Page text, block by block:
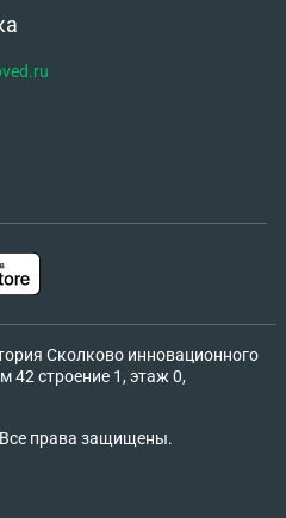
Сколково инновационного
42 строение 1, этаж 0,
права защищены.